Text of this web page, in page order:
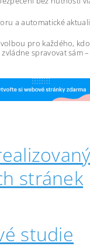
a automatické
pro každého,
spravovat sám
stránek
studie